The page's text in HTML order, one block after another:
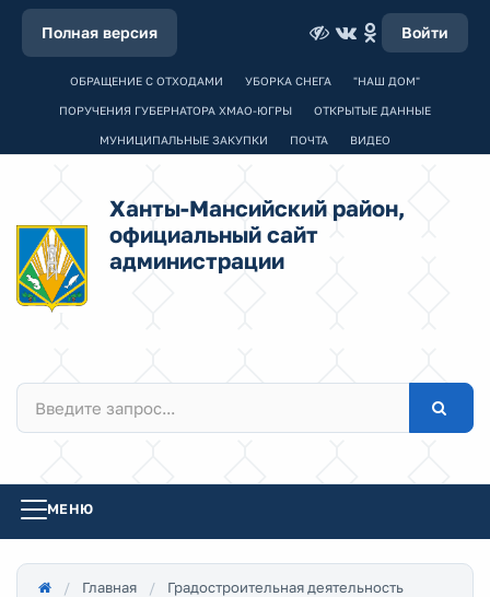
Полная версия Войти
ОБРАЩЕНИЕ С ОТХОДАМИ УБОРКА СНЕГА "НАШ ДОМ"
ПОРУЧЕНИЯ ГУБЕРНАТОРА ХМАО-ЮГРЫ ОТКРЫТЫЕ ДАННЫЕ
МУНИЦИПАЛЬНЫЕ ЗАКУПКИ ПОЧТА ВИДЕО
Ханты-Мансийский район,
официальный сайт
администрации
МЕНЮ
Главная
Градостроительная деятельность